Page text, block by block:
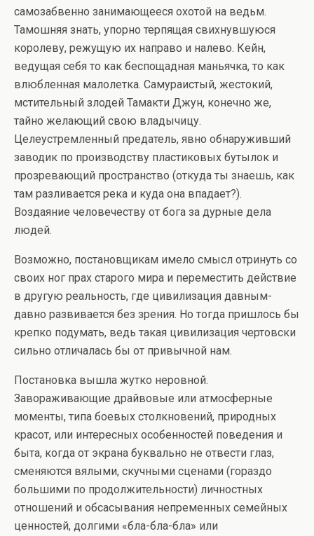
самозабвенно занимающееся охотой на ведьм.
Тамошняя знать, упорно терпящая свихнувшуюся
королеву, режущую их направо и налево. Кейн,
ведущая себя то как беспощадная маньячка, то как
влюбленная малолетка. Самураистый, жестокий,
мстительный злодей Тамакти Джун, конечно же,
тайно желающий свою владычицу.
Целеустремленный предатель, явно обнаруживший
заводик по производству пластиковых бутылок и
прозревающий пространство (откуда ты знаешь, как
там разливается река и куда она впадает?).
Воздаяние человечеству от бога за дурные дела
людей.
Возможно, постановщикам имело смысл отринуть со
своих ног прах старого мира и переместить действие
в другую реальность, где цивилизация давным-
давно развивается без зрения. Но тогда пришлось бы
крепко подумать, ведь такая цивилизация чертовски
сильно отличалась бы от привычной нам.
Постановка вышла жутко неровной.
Завораживающие драйвовые или атмосферные
моменты, типа боевых столкновений, природных
красот, или интересных особенностей поведения и
быта, когда от экрана буквально не отвести глаз,
сменяются вялыми, скучными сценами (гораздо
большими по продолжительности) личностных
отношений и обсасывания непременных семейных
ценностей, долгими «бла-бла-бла» или